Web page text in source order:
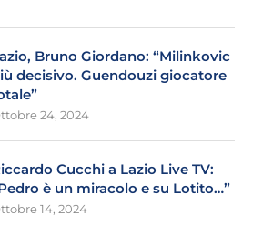
Bruno Giordano: “Milinkovic
decisivo. Guendouzi giocatore
24, 2024
Cucchi a Lazio Live TV:
è un miracolo e su Lotito…”
14, 2024